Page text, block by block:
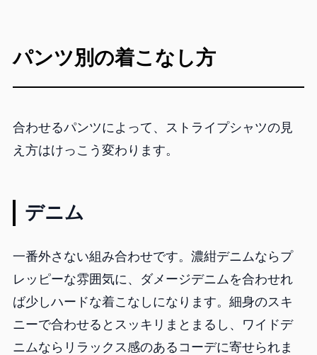
パンツ別の着こなし方
合わせるパンツによって、ストライプシャツの見
え方はけっこう変わります。
デニム
一番外さない組み合わせです。濃紺デニムならプ
レッピーな雰囲気に、ダメージデニムを合わせれ
ば少しハードな着こなしになります。細身のスキ
ニーで合わせるとスッキリまとまるし、ワイドデ
ニムならリラックス感のあるコーデに寄せられま